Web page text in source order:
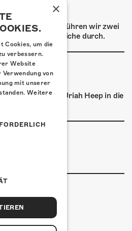
Im September führen wir zwei
und Jugendliche durch.
HEEP
2026 kommen Uriah Heep in die
Kofmehl
1
×
Cookies, um die
verbessern.
Website
von
mit unserer
Weitere